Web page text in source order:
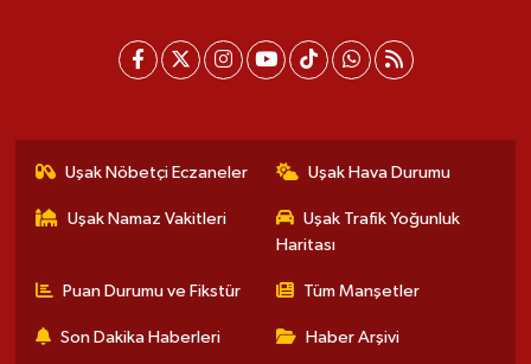
Uşak Nöbetçi Eczaneler Uşak Hava Durumu
Uşak Namaz Vakitleri
Uşak Trafik Yoğunluk
Haritası
Puan Durumu ve Fikstür Tüm Manşetler
Son Dakika Haberleri Haber Arşivi